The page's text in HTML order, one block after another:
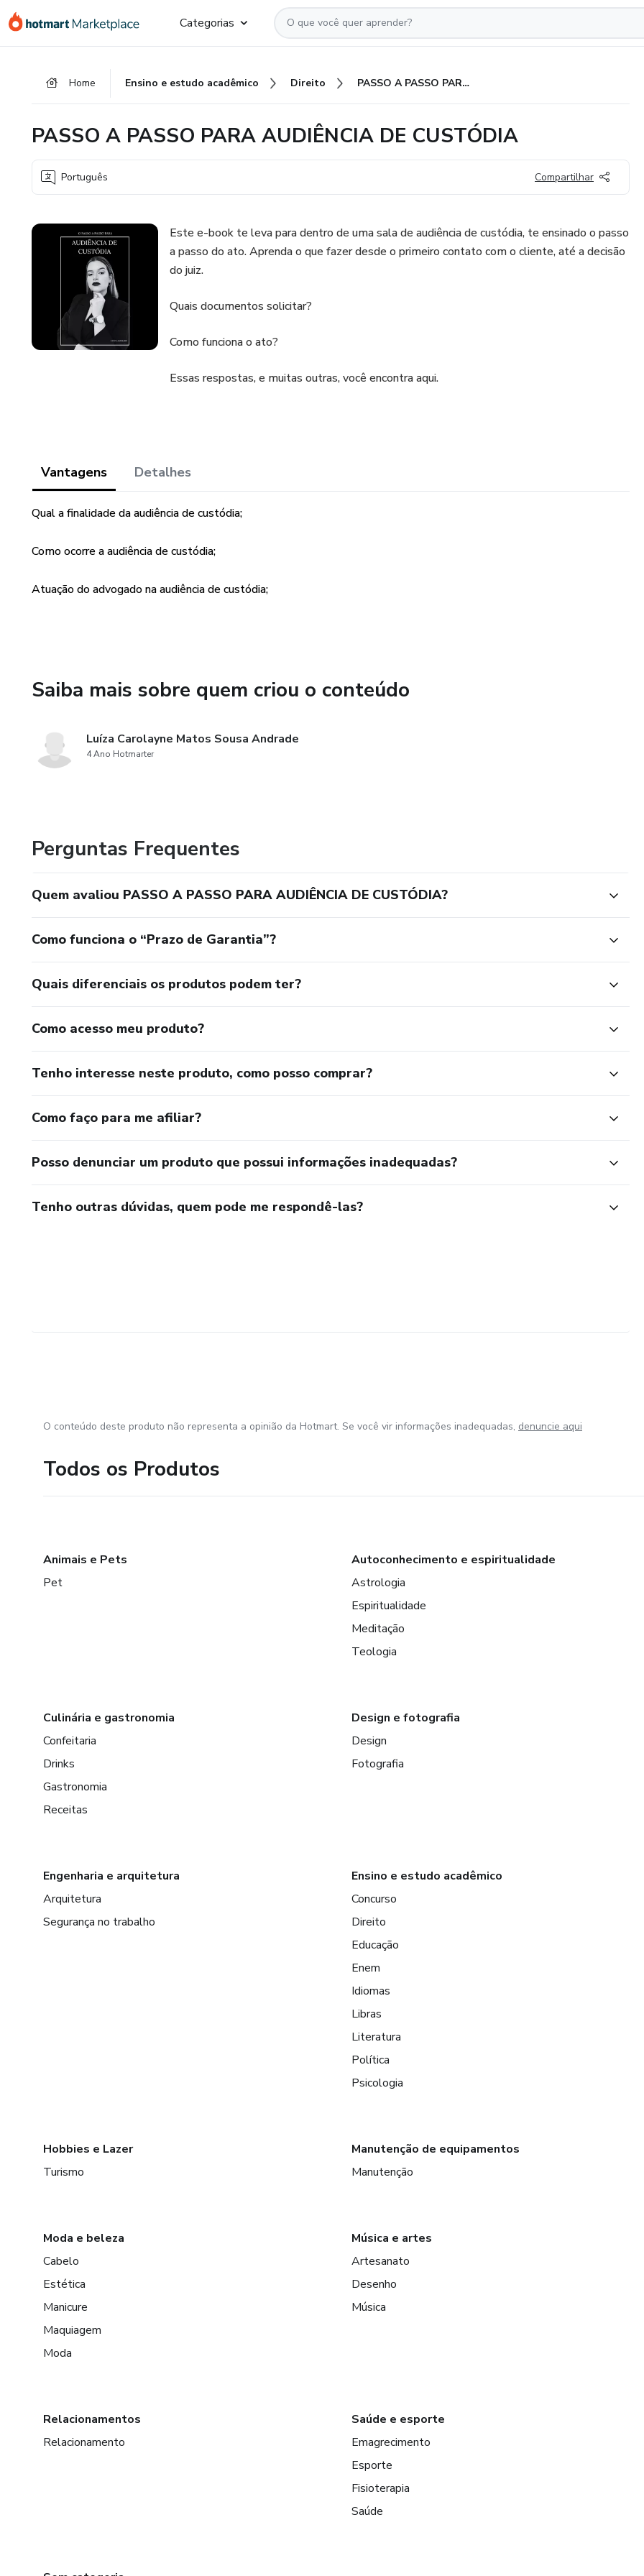
para
para
para
Categorias
Home Ensino e estudo acadêmico Direito PASSO A PASSO PARA AUDIÊNCIA DE CUSTÓDIA
PASSO A PASSO PARA AUDIÊNCIA DE CUSTÓDIA
Português Compartilhar
Este e-book te leva para dentro de uma sala de audiência de custódia, te ensinado o passo
a passo do ato. Aprenda o que fazer desde o primeiro contato com o cliente, até a decisão
do juiz.
Quais documentos solicitar?
Como funciona o ato?
Essas respostas, e muitas outras, você encontra aqui.
Vantagens Detalhes
Qual a finalidade da audiência de custódia;
Como ocorre a audiência de custódia;
Atuação do advogado na audiência de custódia;
Saiba mais sobre quem criou o conteúdo
Luíza Carolayne Matos Sousa Andrade
4 Ano Hotmarter
Perguntas Frequentes
Quem avaliou PASSO A PASSO PARA AUDIÊNCIA DE CUSTÓDIA?
Como funciona o “Prazo de Garantia”?
Quais diferenciais os produtos podem ter?
Como acesso meu produto?
Tenho interesse neste produto, como posso comprar?
Como faço para me afiliar?
Posso denunciar um produto que possui informações inadequadas?
Tenho outras dúvidas, quem pode me respondê-las?
O conteúdo deste produto não representa a opinião da Hotmart. Se você vir informações inadequadas, denuncie aqui
Todos os Produtos
Animais e Pets
Pet
Autoconhecimento e espiritualidade
Astrologia
Espiritualidade
Meditação
Teologia
Culinária e gastronomia
Confeitaria
Drinks
Gastronomia
Receitas
Design e fotografia
Design
Fotografia
Engenharia e arquitetura
Arquitetura
Segurança no trabalho
Ensino e estudo acadêmico
Concurso
Direito
Educação
Enem
Idiomas
Libras
Literatura
Política
Psicologia
Hobbies e Lazer
Turismo
Manutenção de equipamentos
Manutenção
Moda e beleza
Cabelo
Estética
Manicure
Maquiagem
Moda
Música e artes
Artesanato
Desenho
Música
Relacionamentos
Relacionamento
Saúde e esporte
Emagrecimento
Esporte
Fisioterapia
Saúde